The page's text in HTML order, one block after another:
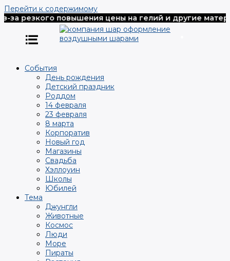
Перейти к содержимому
резкого повышения цены на гелий и другие
События
День рождения
Детский праздник
Роддом
14 февраля
23 февраля
8 марта
Корпоратив
Новый год
Магазины
Свадьба
Хэллоуин
Школы
Юбилей
Тема
Джунгли
Животные
Космос
Люди
Море
Пираты